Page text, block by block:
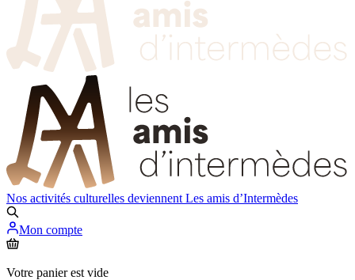
Nos activités culturelles deviennent Les amis d’Intermèdes
Mon compte
Votre panier est vide